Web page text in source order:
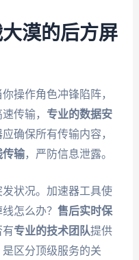
漠的后方屏
操作角色冲锋陷阵，
传输， 专业的数据安
确保所有传输内容，
传输，严防信息泄露。
状况。加速器工具使
怎么办？ 售后实时保
有专业的技术团队提供
区分顶级服务的关